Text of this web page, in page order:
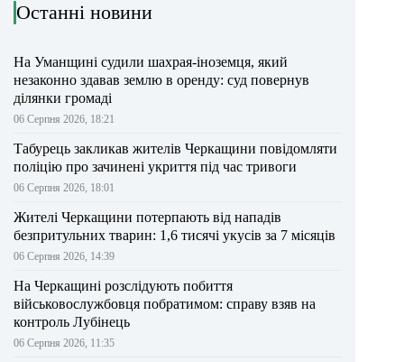
Останні новини
На Уманщині судили шахрая-іноземця, який
незаконно здавав землю в оренду: суд повернув
ділянки громаді
06 Серпня 2026, 18:21
Табурець закликав жителів Черкащини повідомляти
поліцію про зачинені укриття під час тривоги
06 Серпня 2026, 18:01
Жителі Черкащини потерпають від нападів
безпритульних тварин: 1,6 тисячі укусів за 7 місяців
06 Серпня 2026, 14:39
На Черкащині розслідують побиття
військовослужбовця побратимом: справу взяв на
контроль Лубінець
06 Серпня 2026, 11:35